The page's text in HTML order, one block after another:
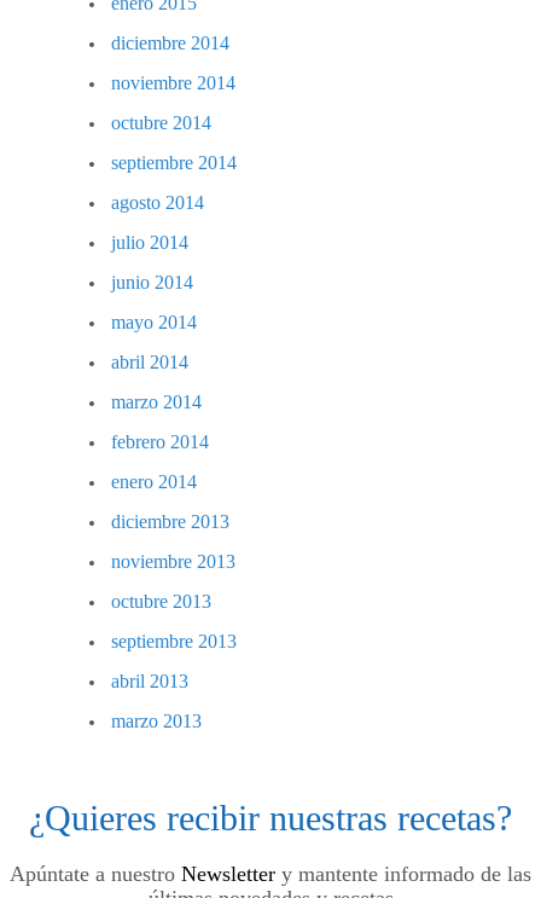
diciembre 2014
noviembre 2014
octubre 2014
septiembre 2014
agosto 2014
julio 2014
junio 2014
mayo 2014
abril 2014
marzo 2014
febrero 2014
enero 2014
diciembre 2013
noviembre 2013
octubre 2013
septiembre 2013
abril 2013
marzo 2013
¿Quieres recibir nuestras recetas?
Apúntate a nuestro Newsletter y mantente informado de las